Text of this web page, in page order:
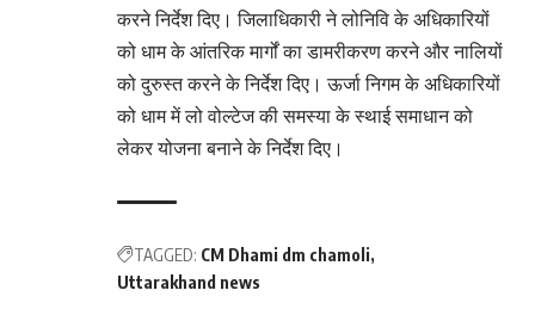
करने निर्देश दिए। जिलाधिकारी ने लोनिवि के अधिकारियों
को धाम के आंतरिक मार्गों का डामरीकरण करने और नालियों
को दुरुस्त करने के निर्देश दिए। ऊर्जा निगम के अधिकारियों
को धाम में लो वोल्टेज की समस्या के स्थाई समाधान को
लेकर योजना बनाने के निर्देश दिए।
TAGGED: CM Dhami dm chamoli
Uttarakhand news